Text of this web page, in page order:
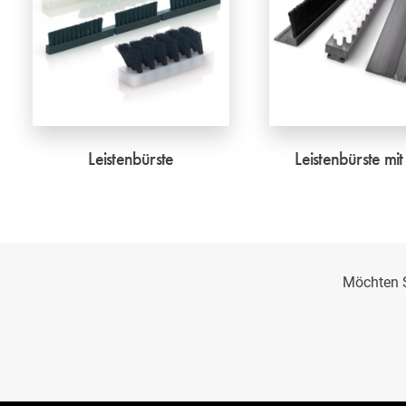
Leistenbürste Leistenbürste
Möchten